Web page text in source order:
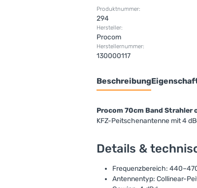
Produktnummer:
294
Hersteller:
Procom
Herstellernummer:
130000117
Beschreibung
Procom 70cm Band Strahler
KFZ-Peitschenantenne mit 4
Details &
Frequenzbereich:
Antennentyp: Collinear-